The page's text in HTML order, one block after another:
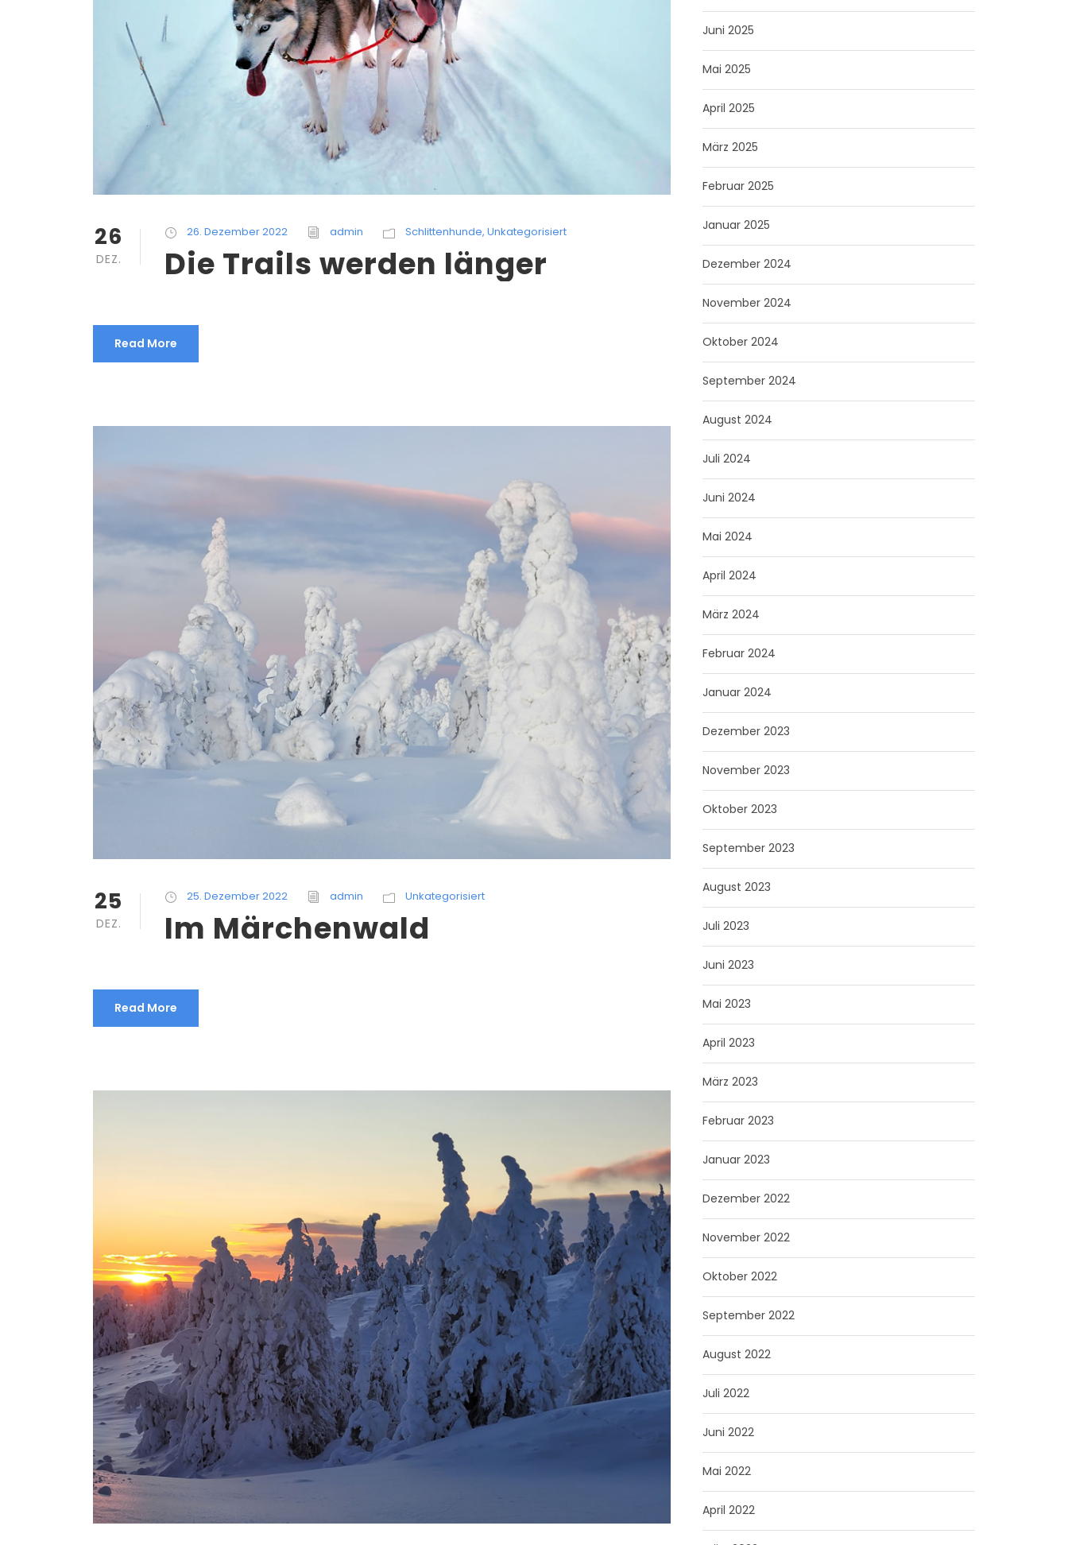
26
DEZ.
26. Dezember 2022 admin Schlittenhunde, Unkategorisiert
Die Trails werden länger
Read More
25
DEZ.
25. Dezember 2022 admin Unkategorisiert
Im Märchenwald
Read More
Juni 2025
Mai 2025
April 2025
März 2025
Februar 2025
Januar 2025
Dezember 2024
November 2024
Oktober 2024
September 2024
August 2024
Juli 2024
Juni 2024
Mai 2024
April 2024
März 2024
Februar 2024
Januar 2024
Dezember 2023
November 2023
Oktober 2023
September 2023
August 2023
Juli 2023
Juni 2023
Mai 2023
April 2023
März 2023
Februar 2023
Januar 2023
Dezember 2022
November 2022
Oktober 2022
September 2022
August 2022
Juli 2022
Juni 2022
Mai 2022
April 2022